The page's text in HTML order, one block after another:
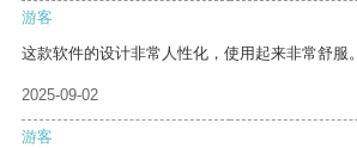
游客
这款软件的设计非常人性化，使用起来非常舒服。
2025-09-02
游客